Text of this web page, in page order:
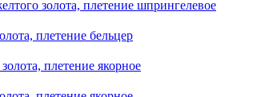
золота, плетение шпрингелевое
плетение бельцер
плетение якорное